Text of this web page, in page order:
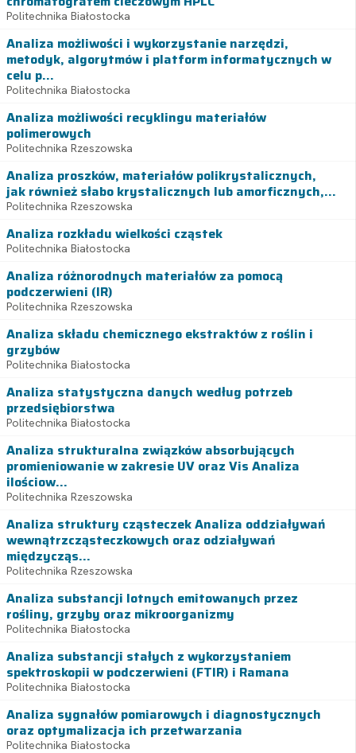
Politechnika Białostocka
Analiza możliwości i wykorzystanie narzędzi,
metodyk, algorytmów i platform informatycznych w
celu p...
Politechnika Białostocka
Analiza możliwości recyklingu materiałów
polimerowych
Politechnika Rzeszowska
Analiza proszków, materiałów polikrystalicznych,
jak również słabo krystalicznych lub amorficznych,...
Politechnika Rzeszowska
Analiza rozkładu wielkości cząstek
Politechnika Białostocka
Analiza różnorodnych materiałów za pomocą
podczerwieni (IR)
Politechnika Rzeszowska
Analiza składu chemicznego ekstraktów z roślin i
grzybów
Politechnika Białostocka
Analiza statystyczna danych według potrzeb
przedsiębiorstwa
Politechnika Białostocka
Analiza strukturalna związków absorbujących
promieniowanie w zakresie UV oraz Vis Analiza
ilościow...
Politechnika Rzeszowska
Analiza struktury cząsteczek Analiza oddziaływań
wewnątrzcząsteczkowych oraz odziaływań
międzycząs...
Politechnika Rzeszowska
Analiza substancji lotnych emitowanych przez
rośliny, grzyby oraz mikroorganizmy
Politechnika Białostocka
Analiza substancji stałych z wykorzystaniem
spektroskopii w podczerwieni (FTIR) i Ramana
Politechnika Białostocka
Analiza sygnałów pomiarowych i diagnostycznych
oraz optymalizacja ich przetwarzania
Politechnika Białostocka